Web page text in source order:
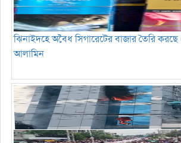
ঝিনাইদহে অবৈধ সিগারেটের বাজার তৈরি করছে
আলামিন